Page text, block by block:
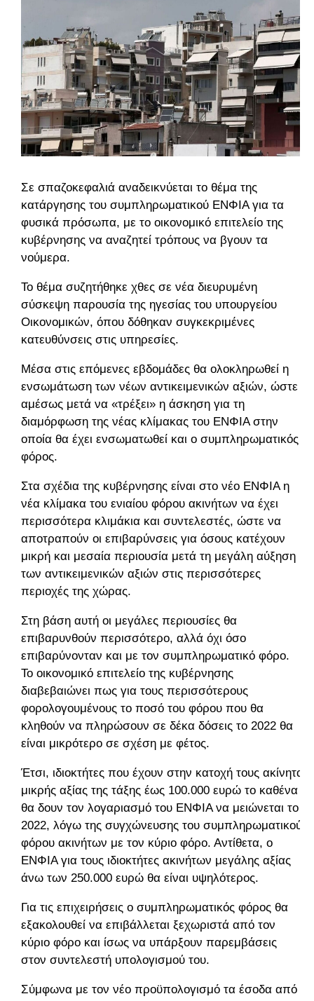
Σε σπαζοκεφαλιά αναδεικνύεται το θέμα της
κατάργησης του συμπληρωματικού ΕΝΦΙΑ για τα
φυσικά πρόσωπα, με το οικονομικό επιτελείο της
κυβέρνησης να αναζητεί τρόπους να βγουν τα
νούμερα.
Το θέμα συζητήθηκε χθες σε νέα διευρυμένη
σύσκεψη παρουσία της ηγεσίας του υπουργείου
Οικονομικών, όπου δόθηκαν συγκεκριμένες
κατευθύνσεις στις υπηρεσίες.
Μέσα στις επόμενες εβδομάδες θα ολοκληρωθεί η
ενσωμάτωση των νέων αντικειμενικών αξιών, ώστε
αμέσως μετά να «τρέξει» η άσκηση για τη
διαμόρφωση της νέας κλίμακας του ΕΝΦΙΑ στην
οποία θα έχει ενσωματωθεί και ο συμπληρωματικός
φόρος.
Στα σχέδια της κυβέρνησης είναι στο νέο ΕΝΦΙΑ η
νέα κλίμακα του ενιαίου φόρου ακινήτων να έχει
περισσότερα κλιμάκια και συντελεστές, ώστε να
αποτραπούν οι επιβαρύνσεις για όσους κατέχουν
μικρή και μεσαία περιουσία μετά τη μεγάλη αύξηση
των αντικειμενικών αξιών στις περισσότερες
περιοχές της χώρας.
Στη βάση αυτή οι μεγάλες περιουσίες θα
επιβαρυνθούν περισσότερο, αλλά όχι όσο
επιβαρύνονταν και με τον συμπληρωματικό φόρο.
Το οικονομικό επιτελείο της κυβέρνησης
διαβεβαιώνει πως για τους περισσότερους
φορολογουμένους το ποσό του φόρου που θα
κληθούν να πληρώσουν σε δέκα δόσεις το 2022 θα
είναι μικρότερο σε σχέση με φέτος.
Έτσι, ιδιοκτήτες που έχουν στην κατοχή τους ακίνητα
μικρής αξίας της τάξης έως 100.000 ευρώ το καθένα
θα δουν τον λογαριασμό του ΕΝΦΙΑ να μειώνεται το
2022, λόγω της συγχώνευσης του συμπληρωματικού
φόρου ακινήτων με τον κύριο φόρο. Αντίθετα, ο
ΕΝΦΙΑ για τους ιδιοκτήτες ακινήτων μεγάλης αξίας
άνω των 250.000 ευρώ θα είναι υψηλότερος.
Για τις επιχειρήσεις ο συμπληρωματικός φόρος θα
εξακολουθεί να επιβάλλεται ξεχωριστά από τον
κύριο φόρο και ίσως να υπάρξουν παρεμβάσεις
στον συντελεστή υπολογισμού του.
Σύμφωνα με τον νέο προϋπολογισμό τα έσοδα από